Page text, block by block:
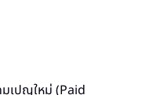
เปญใหม่ (Paid